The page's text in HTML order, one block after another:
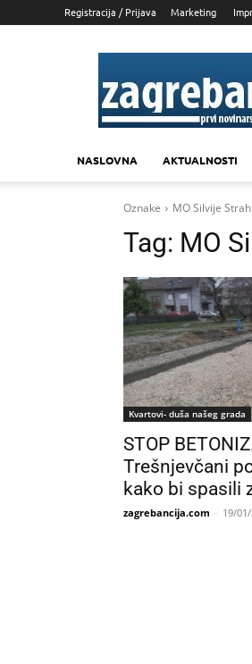
Registracija / Prijava Marketing
NASLOVNA AKTUALNOSTI
Oznake MO Silvije
Tag: MO
Kvartovi- duša našeg grada
STOP
Trešnjevčani
kako bi spasili
zagrebancija.com - 19/